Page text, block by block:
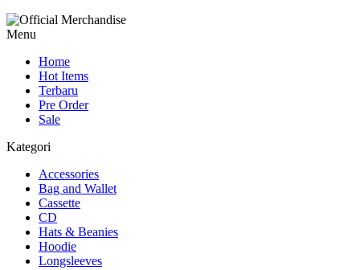
Menu
Home
Hot Items
Terbaru
Pre Order
Sale
Kategori
Accessories
Bag and Wallet
Cassette
CD
Hats & Beanies
Hoodie
Longsleeves